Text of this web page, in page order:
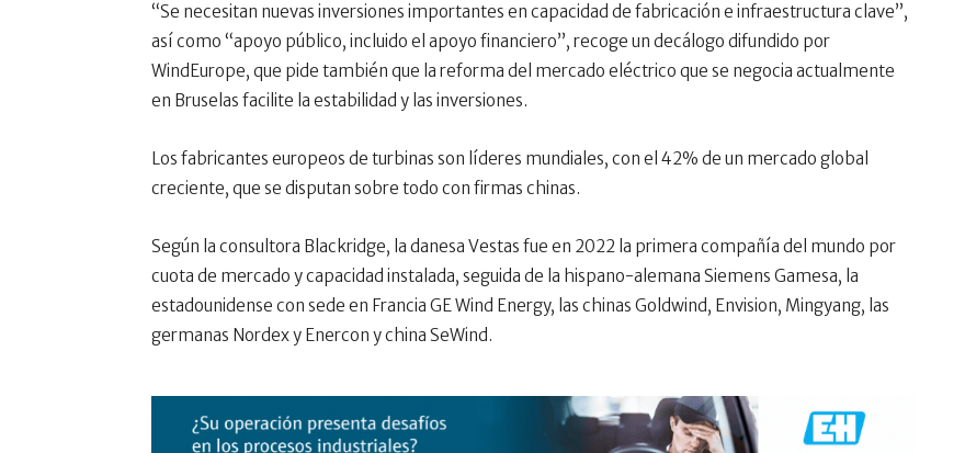
“Se necesitan nuevas inversiones importantes en capacidad de fabricación e infraestructura clave”,
así como “apoyo público, incluido el apoyo financiero”, recoge un decálogo difundido por
WindEurope, que pide también que la reforma del mercado eléctrico que se negocia actualmente
en Bruselas facilite la estabilidad y las inversiones.
Los fabricantes europeos de turbinas son líderes mundiales, con el 42% de un mercado global
creciente, que se disputan sobre todo con firmas chinas.
Según la consultora Blackridge, la danesa Vestas fue en 2022 la primera compañía del mundo por
cuota de mercado y capacidad instalada, seguida de la hispano-alemana Siemens Gamesa, la
estadounidense con sede en Francia GE Wind Energy, las chinas Goldwind, Envision, Mingyang, las
germanas Nordex y Enercon y china SeWind.